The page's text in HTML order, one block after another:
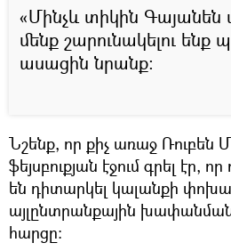
«Մինչև տիկին
մենք շարունակելու ենք
ասացին նրանք։
Նշենք, որ քիչ առաջ Ռուբեն
ֆեյսբուքյան էջում գրել էր,
են դիտարկել կալանքի
այլընտրանքային խափանման
հարցը։